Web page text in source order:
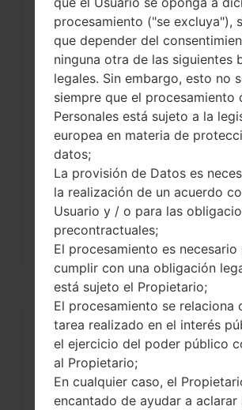
¿Cómo restablecer datos
a través del código...
procesamiento ("se excluya"),
que depender del
ninguna otra de las siguientes
legales. Sin embargo, esto no
siempre que el procesamiento
Personales está sujeto a la
europea en materia de
datos;
La provisión de Datos es
la realización de un acuerdo
Usuario y / o para las
precontractuales;
El procesamiento es necesario
cumplir con una obligación
está sujeto el Propietario;
El procesamiento se relaciona
tarea realizado en el interés
el ejercicio del poder público
al Propietario;
En cualquier caso, el
encantado de ayudar a aclarar